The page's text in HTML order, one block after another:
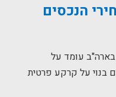
הנכסים
עומד על
בנוי על קרקע פרטית